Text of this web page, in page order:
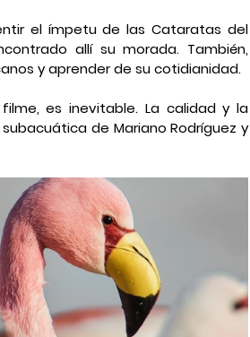
el ímpetu de las Cataratas del
allí su morada. También,
y aprender de su cotidianidad.
es inevitable. La calidad y la
de Mariano Rodríguez y